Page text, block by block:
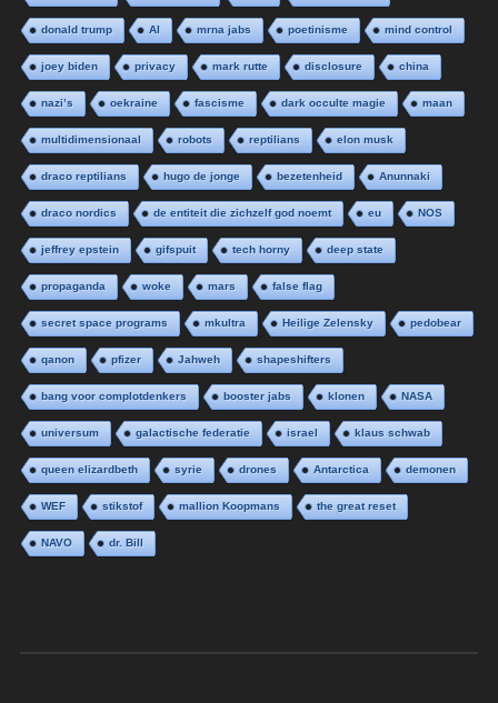
donald trump AI mrna jabs poetinisme mind control
joey biden privacy mark rutte disclosure china
nazi’s oekraine fascisme dark occulte magie maan
multidimensionaal robots reptilians elon musk
draco reptilians hugo de jonge bezetenheid Anunnaki
draco nordics de entiteit die zichzelf god noemt eu NOS
jeffrey epstein gifspuit tech horny deep state
propaganda woke mars false flag
secret space programs mkultra Heilige Zelensky pedobear
qanon pfizer Jahweh shapeshifters
bang voor complotdenkers booster jabs klonen NASA
universum galactische federatie israel klaus schwab
queen elizardbeth syrie drones Antarctica demonen
WEF stikstof mallion Koopmans the great reset
NAVO dr. Bill